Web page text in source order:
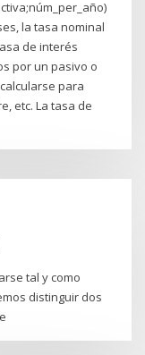
la tasa nominal
de interés
por un pasivo o
para
etc. La tasa de
tal y como
distinguir dos